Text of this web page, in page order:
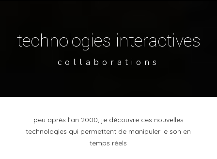
technologies interactives
collaborations
peu après l’an 2000, je découvre ces nouvelles
technologies qui permettent de manipuler le son en
temps réels